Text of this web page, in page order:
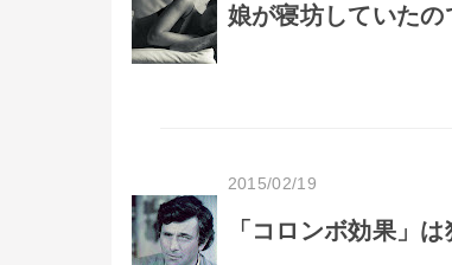
娘が寝坊していた
2015/02/19
「コロンボ効果」